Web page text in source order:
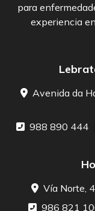
para
experiencia
Avenida da
988 890 444
Vía Norte,
986 821